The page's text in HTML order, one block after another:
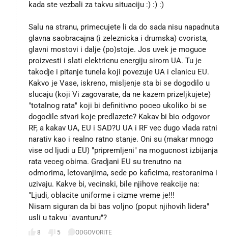
kada ste vezbali za takvu situaciju :) :) :)
Salu na stranu, primecujete li da do sada nisu napadnuta
glavna saobracajna (i zeleznicka i drumska) cvorista,
glavni mostovi i dalje (po)stoje. Jos uvek je moguce
proizvesti i slati elektricnu energiju sirom UA. Tu je
takodje i pitanje tunela koji povezuje UA i clanicu EU.
Kakvo je Vase, iskreno, misljenje sta bi se dogodilo u
slucaju (koji Vi zagovarate, da ne kazem prizeljkujete)
"totalnog rata" koji bi definitivno poceo ukoliko bi se
dogodile stvari koje predlazete? Kakav bi bio odgovor
RF, a kakav UA, EU i SAD?U UA i RF vec dugo vlada ratni
narativ kao i realno ratno stanje. Oni su (makar mnogo
vise od ljudi u EU) "pripremljeni" na mogucnost izbijanja
rata veceg obima. Gradjani EU su trenutno na
odmorima, letovanjima, sede po kaficima, restoranima i
uzivaju. Kakve bi, vecinski, bile njihove reakcije na:
"Ljudi, oblacite uniforme i cizme vreme je!!!
Nisam siguran da bi bas voljno (poput njihovih lidera"
usli u takvu "avanturu"?
8 5 ODGOVORITE